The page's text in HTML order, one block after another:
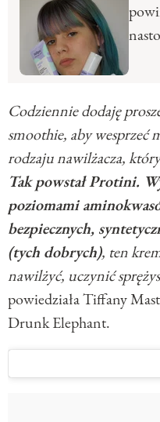
Codziennie dodaję
smoothie, aby wesprzeć
rodzaju nawilżacza,
Tak powstał Protini.
poziomami
bezpiecznych,
(tych dobrych), ten
nawilżyć, uczynić
powiedziała Tiffany
Drunk Elephant.